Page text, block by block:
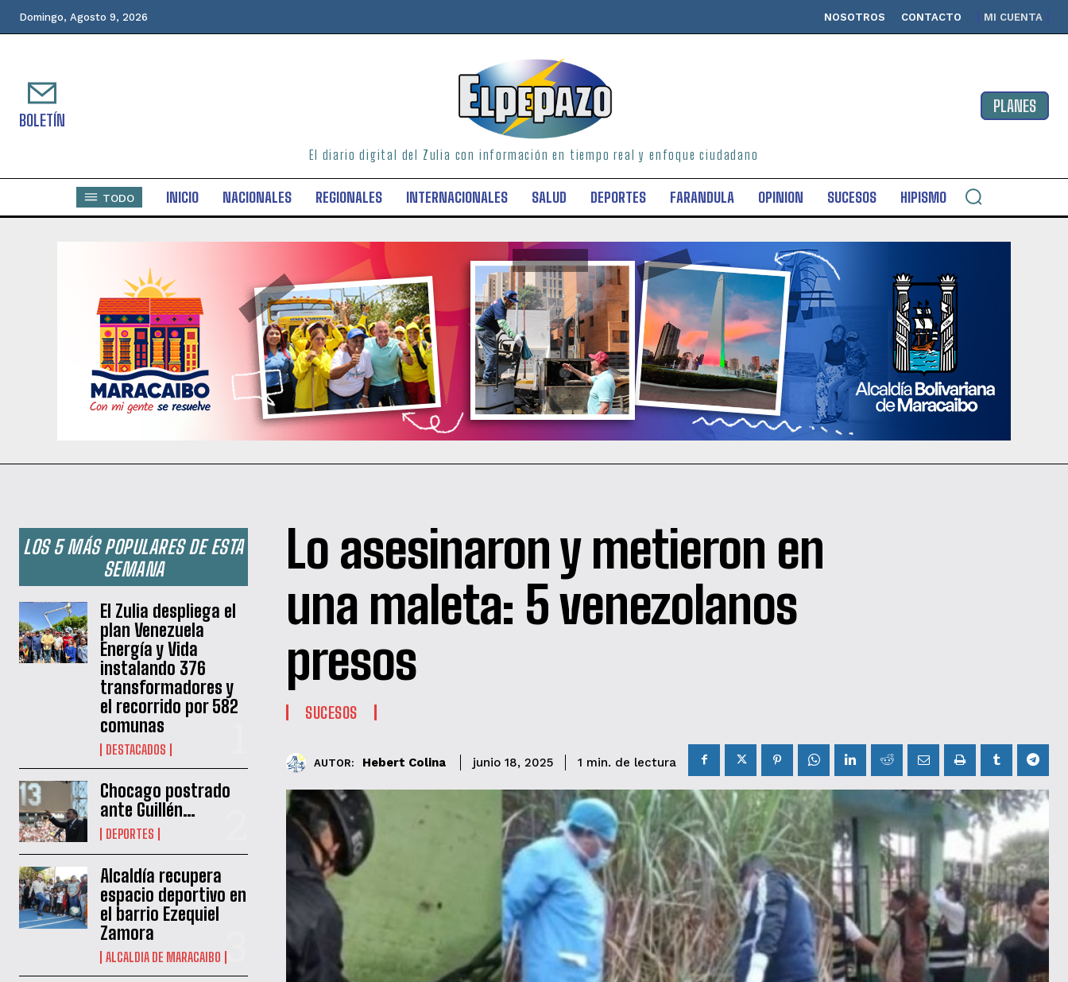
Domingo, Agosto 9, 2026 NOSOTROS CONTACTO MI CUENTA
BOLETÍN
El diario digital del Zulia con información en tiempo real y enfoque ciudadano
PLANES
TODO INICIO NACIONALES REGIONALES INTERNACIONALES SALUD DEPORTES FARANDULA OPINION SUCESOS HIPISMO
LOS 5 MÁS POPULARES DE ESTA
SEMANA
El Zulia despliega el
plan Venezuela
Energía y Vida
instalando 376
transformadores y
el recorrido por 582
comunas
DESTACADOS
Chocago postrado
ante Guillén…
DEPORTES
Alcaldía recupera
espacio deportivo en
el barrio Ezequiel
Zamora
ALCALDIA DE MARACAIBO
Lo asesinaron y metieron en
una maleta: 5 venezolanos
presos
SUCESOS
AUTOR: Hebert Colina junio 18, 2025 1 min. de lectura